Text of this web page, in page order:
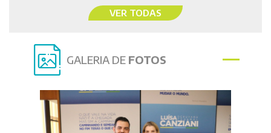
VER TODAS
GALERIA DE FOTOS